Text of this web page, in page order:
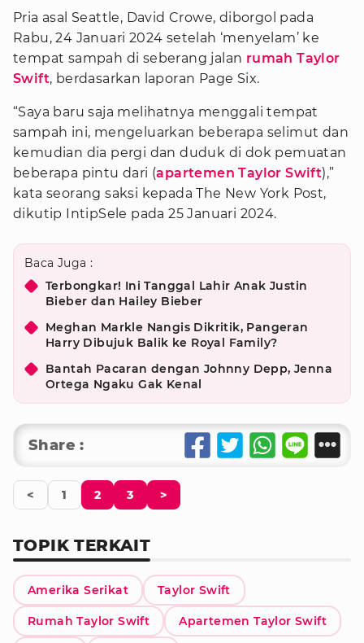
Pria asal Seattle, David Crowe, diborgol pada
Rabu, 24 Januari 2024 setelah ‘menyelam’ ke
tempat sampah di seberang jalan rumah Taylor
Swift, berdasarkan laporan Page Six.
“Saya baru saja melihatnya menggali tempat
sampah ini, mengeluarkan beberapa selimut dan
kemudian dia pergi dan duduk di dok pemuatan
beberapa pintu dari (apartemen Taylor Swift),”
kata seorang saksi kepada The New York Post,
dikutip IntipSele pada 25 Januari 2024.
Baca Juga :
Terbongkar! Ini Tanggal Lahir Anak Justin
Bieber dan Hailey Bieber
Meghan Markle Nangis Dikritik, Pangeran
Harry Dibujuk Balik ke Royal Family?
Bantah Pacaran dengan Johnny Depp, Jenna
Ortega Ngaku Gak Kenal
Share :
< 1 2 3 >
TOPIK TERKAIT
Amerika Serikat Taylor Swift
Rumah Taylor Swift Apartemen Taylor Swift